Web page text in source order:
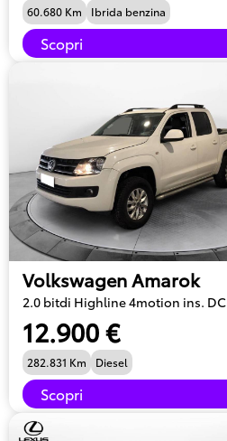
60.680 Km Ibrida benzina
Scopri
Volkswagen Amarok
2.0 bitdi Highline 4motion ins. DC
12.900 €
282.831 Km Diesel
Scopri